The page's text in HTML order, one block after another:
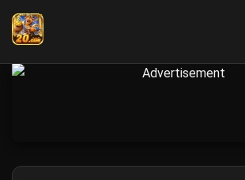
INÍCIO
JOGO RESPONSÁVEL